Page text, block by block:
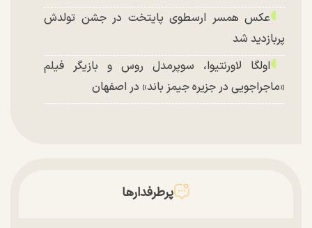
عکس همسر ارسطوی پایتخت در جشن تولدش
پربازدید شد
اولگا لاورنتیوا، سوپرمدل روس و بازیگر فیلم
«ماجراجویی در جزیره جیمز باند» در اصفهان
پرطرفدارها